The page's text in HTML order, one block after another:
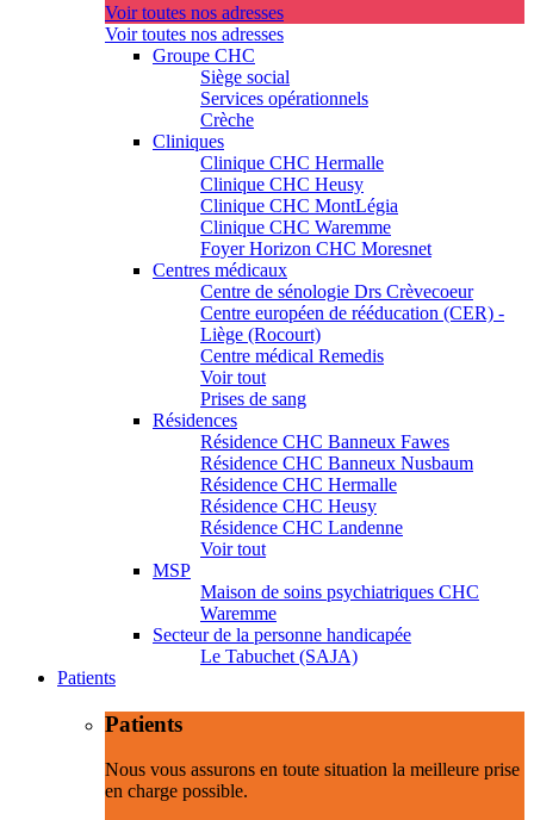
Voir toutes nos adresses
Voir toutes nos adresses
Groupe CHC
Siège social
Services opérationnels
Crèche
Cliniques
Clinique CHC Hermalle
Clinique CHC Heusy
Clinique CHC MontLégia
Clinique CHC Waremme
Foyer Horizon CHC Moresnet
Centres médicaux
Centre de sénologie Drs Crèvecoeur
Centre européen de rééducation (CER) -
Liège (Rocourt)
Centre médical Remedis
Voir tout
Prises de sang
Résidences
Résidence CHC Banneux Fawes
Résidence CHC Banneux Nusbaum
Résidence CHC Hermalle
Résidence CHC Heusy
Résidence CHC Landenne
Voir tout
MSP
Maison de soins psychiatriques CHC
Waremme
Secteur de la personne handicapée
Le Tabuchet (SAJA)
Patients
Patients
Nous vous assurons en toute situation la meilleure prise
en charge possible.